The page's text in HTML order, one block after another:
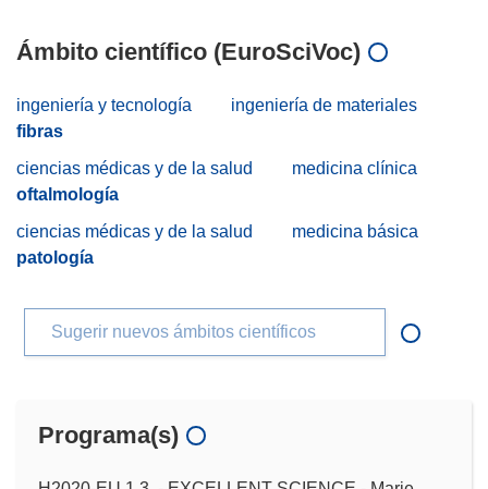
Ámbito científico (EuroSciVoc)
ingeniería y tecnología
ingeniería de materiales
fibras
ciencias médicas y de la salud
medicina clínica
oftalmología
ciencias médicas y de la salud
medicina básica
patología
Sugerir nuevos ámbitos científicos
Programa(s)